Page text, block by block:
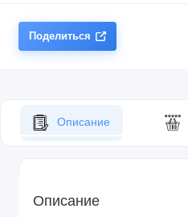
Поделиться
Описание
Описание